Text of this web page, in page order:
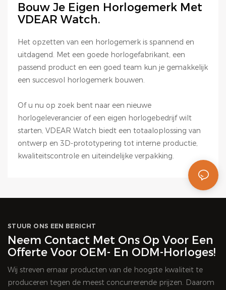
Bouw Je Eigen Horlogemerk Met
VDEAR Watch.
Het opzetten van een horlogemerk is spannend en
uitdagend. Met een goede horlogefabrikant, een
passend product en een goed team kun je gemakkelijk
een succesvol horlogemerk bouwen.
Of u nu op zoek bent naar een nieuwe
horlogeleverancier of een eigen horlogebedrijf wilt
starten, VDEAR Watch biedt een totaaloplossing van
ontwerp en 3D-prototypering tot interne productie,
kwaliteitscontrole en uiteindelijke verpakking.
STUUR ONS EEN BERICHT
Neem Contact Met Ons Op Voor Een
Offerte Voor OEM- En ODM-Horloges!
Wij streven ernaar producten van de hoogste kwaliteit te
produceren tegen de meest concurrerende prijzen. Daarom